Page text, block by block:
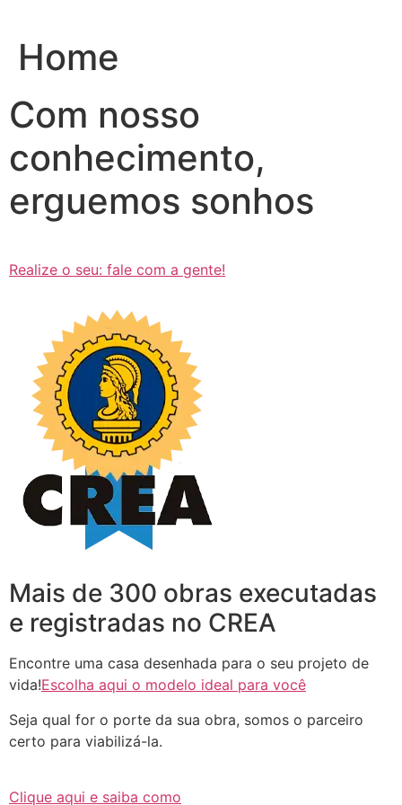
conteúdo
Home
Com nosso
conhecimento,
erguemos sonhos
Realize o seu: fale com a gente!
Mais de 300 obras executadas
e registradas no CREA
Encontre uma casa desenhada para o seu projeto de
vida!Escolha aqui o modelo ideal para você
Seja qual for o porte da sua obra, somos o parceiro
certo para viabilizá-la.
Clique aqui e saiba como